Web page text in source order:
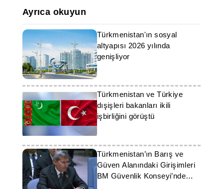
Ayrıca okuyun
Türkmenistan'ın sosyal
altyapısı 2026 yılında
genişliyor
Türkmenistan ve Türkiye
dışişleri bakanları ikili
işbirliğini görüştü
Türkmenistan’ın Barış ve
Güven Alanındaki Girişimleri
BM Güvenlik Konseyi’nde